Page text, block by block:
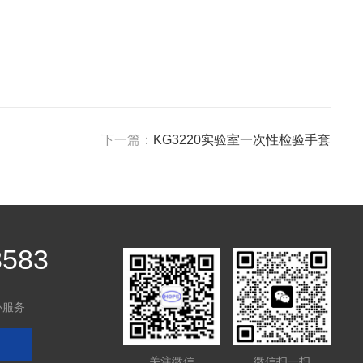
下一篇： KG3220实验室一次性检验手套
务